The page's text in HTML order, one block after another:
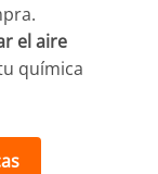
el aire
química